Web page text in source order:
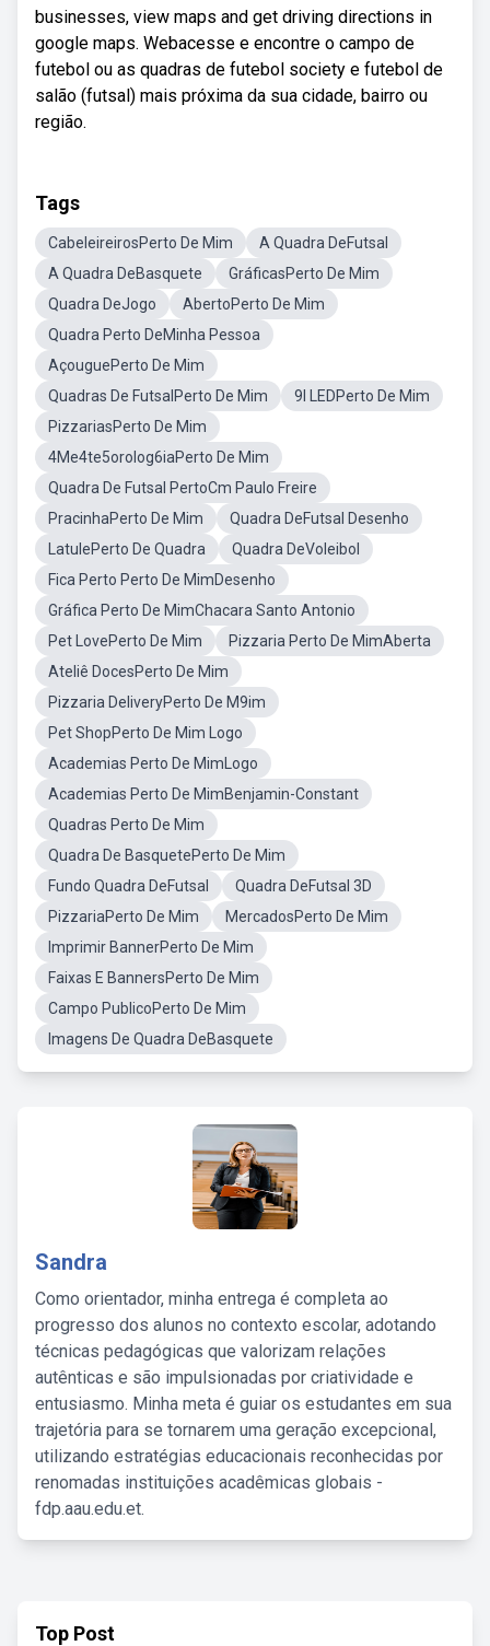
businesses, view maps and get driving directions in
google maps. Webacesse e encontre o campo de
futebol ou as quadras de futebol society e futebol de
salão (futsal) mais próxima da sua cidade, bairro ou
região.
Tags
CabeleireirosPerto De Mim
A Quadra DeFutsal
A Quadra DeBasquete
GráficasPerto De Mim
Quadra DeJogo
AbertoPerto De Mim
Quadra Perto DeMinha Pessoa
AçouguePerto De Mim
Quadras De FutsalPerto De Mim
9I LEDPerto De Mim
PizzariasPerto De Mim
4Me4te5orolog6iaPerto De Mim
Quadra De Futsal PertoCm Paulo Freire
PracinhaPerto De Mim
Quadra DeFutsal Desenho
LatulePerto De Quadra
Quadra DeVoleibol
Fica Perto Perto De MimDesenho
Gráfica Perto De MimChacara Santo Antonio
Pet LovePerto De Mim
Pizzaria Perto De MimAberta
Ateliê DocesPerto De Mim
Pizzaria DeliveryPerto De M9im
Pet ShopPerto De Mim Logo
Academias Perto De MimLogo
Academias Perto De MimBenjamin-Constant
Quadras Perto De Mim
Quadra De BasquetePerto De Mim
Fundo Quadra DeFutsal
Quadra DeFutsal 3D
PizzariaPerto De Mim
MercadosPerto De Mim
Imprimir BannerPerto De Mim
Faixas E BannersPerto De Mim
Campo PublicoPerto De Mim
Imagens De Quadra DeBasquete
Sandra
Como orientador, minha entrega é completa ao
progresso dos alunos no contexto escolar, adotando
técnicas pedagógicas que valorizam relações
autênticas e são impulsionadas por criatividade e
entusiasmo. Minha meta é guiar os estudantes em sua
trajetória para se tornarem uma geração excepcional,
utilizando estratégias educacionais reconhecidas por
renomadas instituições acadêmicas globais -
fdp.aau.edu.et.
Top Post